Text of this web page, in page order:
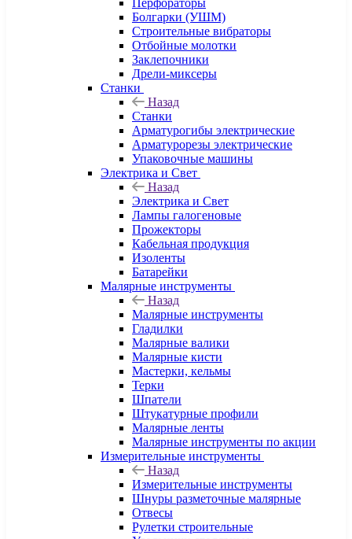
Перфораторы
Болгарки (УШМ)
Строительные вибраторы
Отбойные молотки
Заклепочники
Дрели-миксеры
Станки
Назад
Станки
Арматурогибы электрические
Арматурорезы электрические
Упаковочные машины
Электрика и Свет
Назад
Электрика и Свет
Лампы галогеновые
Прожекторы
Кабельная продукция
Изоленты
Батарейки
Малярные инструменты
Назад
Малярные инструменты
Гладилки
Малярные валики
Малярные кисти
Мастерки, кельмы
Терки
Шпатели
Штукатурные профили
Малярные ленты
Малярные инструменты по акции
Измерительные инструменты
Назад
Измерительные инструменты
Шнуры разметочные малярные
Отвесы
Рулетки строительные